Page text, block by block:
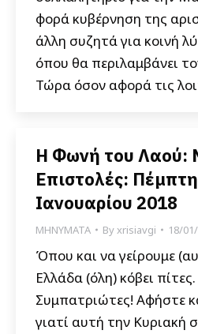
φορά κυβέρνηση της
άλλη συζητά για κοινή
όπου θα περιλαμβάνει
Τώρα όσον αφορά τις
Η Φωνή του Λαού:
Επιστολές:
Ιανουαρίου 2018
ΜΗΝΥΜΑΤΑ Byxrisiavgi 18/
Όπου και να γείρουμε
Ελλάδα (όλη) κόβει
Συμπατριώτες! Αφήστε
γιατί αυτή την Κυριακή